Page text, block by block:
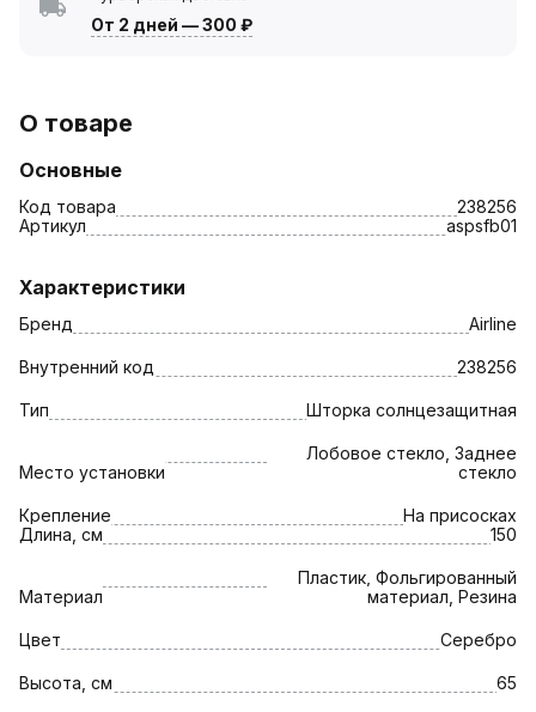
От 2 дней —300 ₽
О товаре
Основные
Код товара
238256
Артикул
aspsfb01
Характеристики
Бренд Airline
Внутренний код 238256
Тип Шторка солнцезащитная
Место установки
Лобовое стекло, Заднее
стекло
Крепление
На присосках
Длина, см
150
Материал
Пластик, Фольгированный
материал, Резина
Цвет Серебро
Высота, см 65